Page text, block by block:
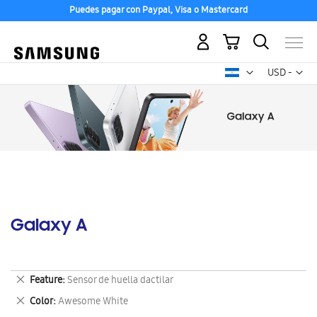
Puedes pagar con Paypal, Visa o Mastercard
USD -
dólar
Mi carrito
Galaxy A
Feature Sensor de huella dactilar
Eliminar
este
artículo
Color Awesome White
Eliminar